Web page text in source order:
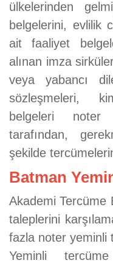
ülkelerinden
belgelerini, evlilik
ait faaliyet
alınan imza
veya yabancı
sözleşmeleri,
belgeleri noter
tarafından,
şekilde
Batman
Akademi Tercüme
taleplerini
fazla noter yeminli
Yeminli